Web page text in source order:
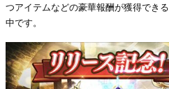
つアイテムなどの豪華報酬が獲得でき
中です。